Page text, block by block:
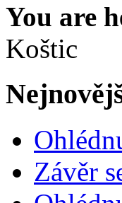
You are
Koštic
Závěr